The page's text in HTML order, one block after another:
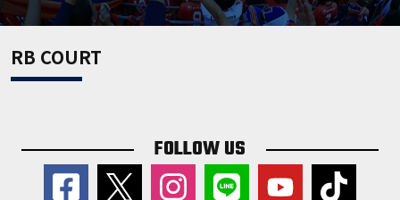
RB COURT
FOLLOW US